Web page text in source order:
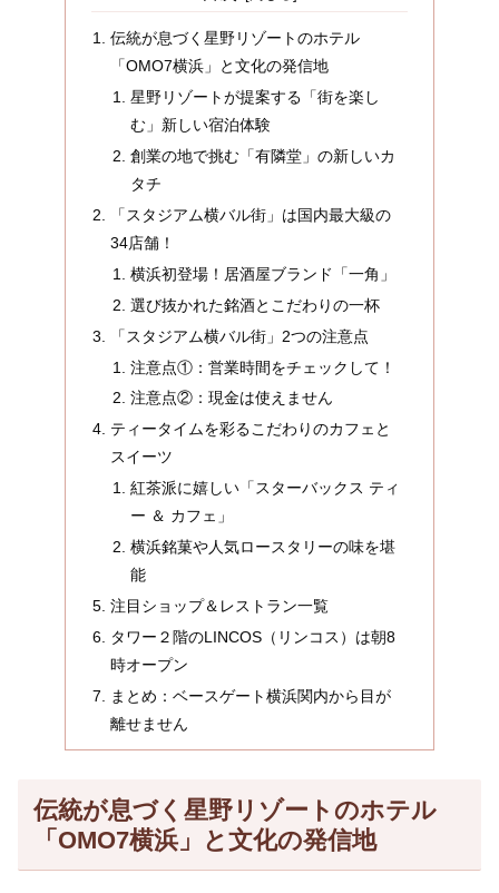
伝統が息づく星野リゾートのホテル
「OMO7横浜」と文化の発信地
星野リゾートが提案する「街を楽し
む」新しい宿泊体験
創業の地で挑む「有隣堂」の新しいカ
タチ
「スタジアム横バル街」は国内最大級の
34店舗！
横浜初登場！居酒屋ブランド「一角」
選び抜かれた銘酒とこだわりの一杯
「スタジアム横バル街」2つの注意点
注意点①：営業時間をチェックして！
注意点②：現金は使えません
ティータイムを彩るこだわりのカフェと
スイーツ
紅茶派に嬉しい「スターバックス ティ
ー ＆ カフェ」
横浜銘菓や人気ロースタリーの味を堪
能
注目ショップ＆レストラン一覧
タワー２階のLINCOS（リンコス）は朝8
時オープン
まとめ：ベースゲート横浜関内から目が
離せません
伝統が息づく星野リゾートのホテル
「OMO7横浜」と文化の発信地